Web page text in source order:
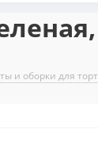
и оборки для